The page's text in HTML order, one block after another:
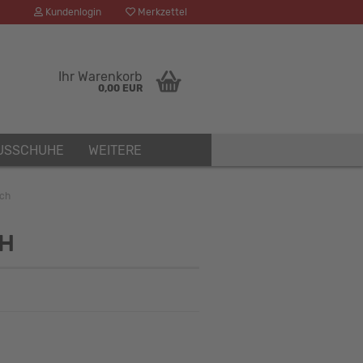
Kundenlogin Merkzettel
Ihr Warenkorb
0,00 EUR
WEITERE